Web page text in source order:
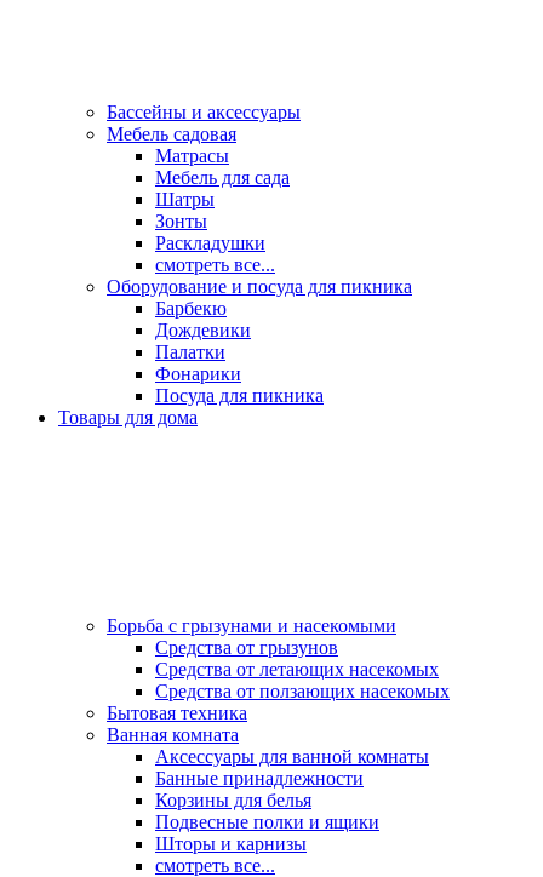
Бассейны и аксессуары
Мебель садовая
Матрасы
Мебель для сада
Шатры
Зонты
Раскладушки
смотреть все...
Оборудование и посуда для пикника
Барбекю
Дождевики
Палатки
Фонарики
Посуда для пикника
Товары для дома
Борьба с грызунами и насекомыми
Средства от грызунов
Средства от летающих насекомых
Средства от ползающих насекомых
Бытовая техника
Ванная комната
Аксессуары для ванной комнаты
Банные принадлежности
Корзины для белья
Подвесные полки и ящики
Шторы и карнизы
смотреть все...